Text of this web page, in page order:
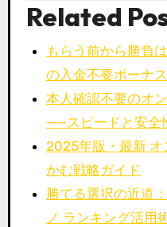
Related
もらう前から勝負
の入金不要ボーナ
本人確認不要のオ
——スピードと安全
2025年版・最新
かむ戦略ガイド
勝てる選択の近道
ノ ランキング活用